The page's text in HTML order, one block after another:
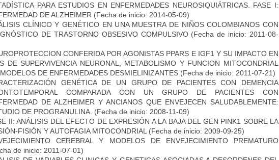
PARA ESTUDIOS EN ENFERMEDADES NEUROSIQUIÁTRICAS. FASE I:
DE ALZHEIMER (Fecha de inicio: 2014-05-09)
CLÍNICO Y GENÉTICO EN UNA MUESTRA DE NIÑOS COLOMBIANOS CON
DE TRASTORNO OBSESIVO COMPULSIVO(Fecha de inicio: 2011-08-
CONFERIDA POR AGONISTAS PPARS E IGF1 Y SU IMPACTO EN
DE SUPERVIVENCIA NEURONAL, METABOLISMO Y FUNCION MITOCONDRIAL
DE ENFERMEDADES DESMIELINIZANTES (Fecha de inicio: 2011-07-21)
GENÉTICA DE UN GRUPO DE PACIENTES CON DEMENCIA
COMPARADA CON UN GRUPO DE PACIENTES CON
DE ALZHEIMER Y ANCIANOS QUE ENVEJECEN SALUDABLEMENTE:
DE PROGRANULINA. (Fecha de inicio: 2008-11-09)
II: ANÁLISIS DEL EFECTO DE EXPRESIÓN A LA BAJA DEL GEN PINK1 SOBRE LA
FISIÓN Y AUTOFAGIA MITOCONDRIAL (Fecha de inicio: 2009-09-25)
CEREBRAL Y MODELOS DE ENVEJECIMIENTO PREMATURO
de inicio: 2011-07-01)